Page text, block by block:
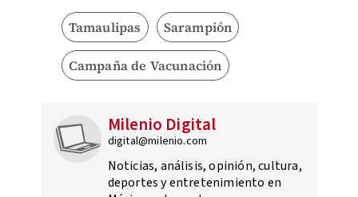
Tamaulipas Sarampión
Campaña de Vacunación
Milenio Digital
digital@milenio.com
Noticias, análisis, opinión, cultura,
deportes y entretenimiento en